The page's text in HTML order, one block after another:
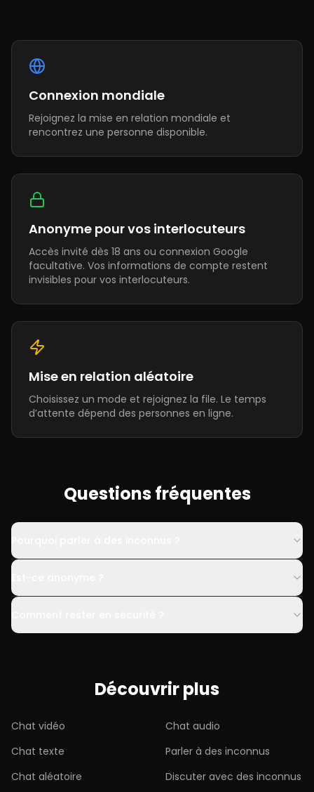
Connexion mondiale
Rejoignez la mise en relation mondiale et
rencontrez une personne disponible.
Anonyme pour vos interlocuteurs
Accès invité dès 18 ans ou connexion Google
facultative. Vos informations de compte restent
invisibles pour vos interlocuteurs.
Mise en relation aléatoire
Choisissez un mode et rejoignez la file. Le temps
d’attente dépend des personnes en ligne.
Questions fréquentes
Découvrir plus
Chat vidéo
Chat audio
Chat texte
Parler à des inconnus
Chat aléatoire
Discuter avec des inconnus